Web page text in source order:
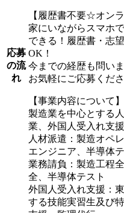
応募
の流
れ
【履歴書不要☆オン
家にいながらスマホ
できる！履歴書・志
OK！
今までの経歴も問いま
お気軽にご応募くださ
【事業内容について】
製造業を中心とする
業、外国人受入れ支
人材派遣：製造オペ
エンジニア、半導体
業務請負：製造工程
全、半導体テスト
外国人受入れ支援：
する技能実習生及び